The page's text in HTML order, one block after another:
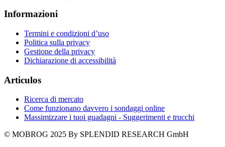
Informazioni
Termini e condizioni d’uso
Politica sulla privacy
Gestione della privacy
Dichiarazione di accessibilità
Articulos
Ricerca di mercato
Come funzionano davvero i sondaggi online
Massimizzare i tuoi guadagni - Suggerimenti e trucchi
© MOBROG 2025 By SPLENDID RESEARCH GmbH